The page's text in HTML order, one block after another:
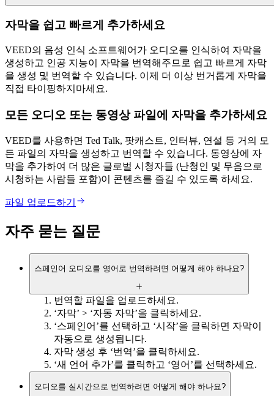
자막을 쉽고 빠르게 추가하세요
VEED의 음성 인식 소프트웨어가 오디오를 인식하여 자막을
생성하고 인공 지능이 자막을 번역해주므로 쉽고 빠르게 자막
을 생성 및 번역할 수 있습니다. 이제 더 이상 번거롭게 자막을
직접 타이핑하지마세요.
모든 오디오 또는 동영상 파일에 자막을 추가하세요
VEED를 사용하면 Ted Talk, 팟캐스트, 인터뷰, 연설 등 거의 모
든 파일의 자막을 생성하고 번역할 수 있습니다. 동영상에 자
막을 추가하여 더 많은 글로벌 시청자들 (난청인 및 무음으로
시청하는 사람들 포함)이 콘텐츠를 즐길 수 있도록 하세요.
파일 업로드하기
자주 묻는 질문
스페인어 오디오를 영어로 번역하려면 어떻게 해야 하나요?
번역할 파일을 업로드하세요.
‘자막’ > ‘자동 자막’을 클릭하세요.
‘스페인어’를 선택하고 ‘시작’을 클릭하면 자막이
자동으로 생성됩니다.
자막 생성 후 ‘번역’을 클릭하세요.
‘새 언어 추가’를 클릭하고 ‘영어’를 선택하세요.
오디오를 실시간으로 번역하려면 어떻게 해야 하나요?